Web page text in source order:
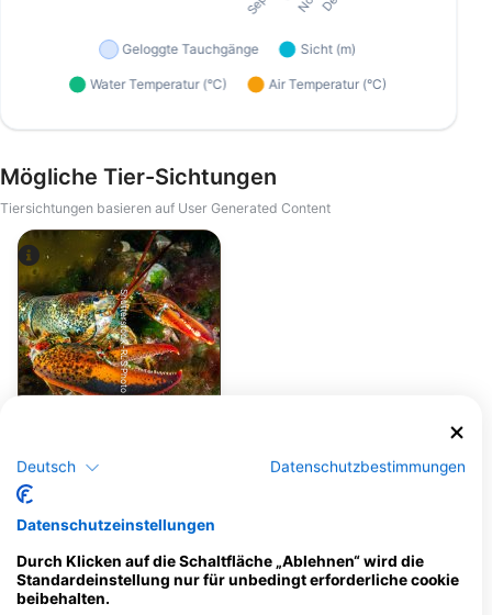
Mögliche Tier-Sichtungen
Tiersichtungen basieren auf User Generated Content
Shutterstock-RLS Photo
4 Sichtungen
J F M A M J J A S O N D
Deutsch Datenschutzbestimmungen
Datenschutzeinstellungen
Durch Klicken auf die Schaltfläche „Ablehnen“ wird die
Standardeinstellung nur für unbedingt erforderliche cookie
beibehalten.